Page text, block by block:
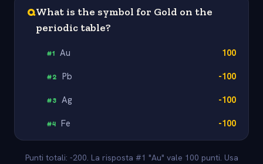
QWhat is the symbol for Gold on the
periodic table?
#1 Au 100
#2 Pb -100
#3 Ag -100
#4 Fe -100
Punti totali: -200. La risposta #1 "Au" vale 100 punti. Usa